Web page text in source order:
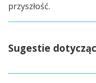
przyszłość.
Sugestie